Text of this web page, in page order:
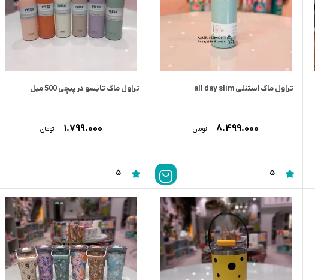
تراول ماگ استنلی all day slim
۸.۴۹۹.۰۰۰ تومان
5
تراول ماگ تایسو در پیچی 500 میل
۱.۷۹۹.۰۰۰ تومان
5